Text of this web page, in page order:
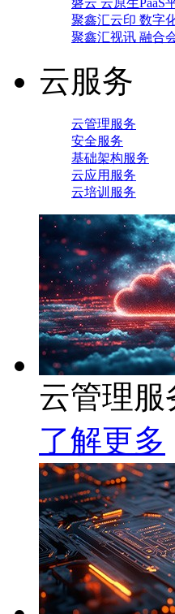
磐云 云原生PaaS
聚鑫汇云印 数字
聚鑫汇视讯 融合
云服务
云管理服务
安全服务
基础架构服务
云应用服务
云培训服务
云管理服
了解更多